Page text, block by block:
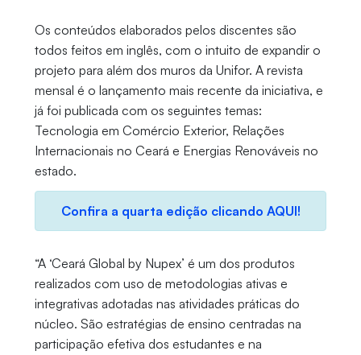
Os conteúdos elaborados pelos discentes são
todos feitos em inglês, com o intuito de expandir o
projeto para além dos muros da Unifor. A revista
mensal é o lançamento mais recente da iniciativa, e
já foi publicada com os seguintes temas:
Tecnologia em Comércio Exterior, Relações
Internacionais no Ceará e Energias Renováveis no
estado.
Confira a quarta edição clicando AQUI!
“A ‘Ceará Global by Nupex’ é um dos produtos
realizados com uso de metodologias ativas e
integrativas adotadas nas atividades práticas do
núcleo. São estratégias de ensino centradas na
participação efetiva dos estudantes e na